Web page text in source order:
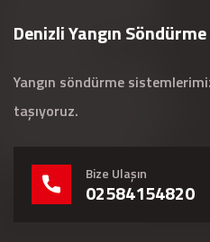
Denizli Yangın
Yangın söndürme
taşıyoruz.
Bize Ulaşın
02584154820